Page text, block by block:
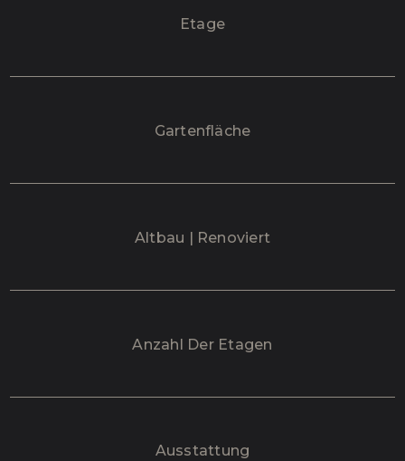
Etage
Gartenfläche
Altbau | Renoviert
Anzahl Der Etagen
Ausstattung